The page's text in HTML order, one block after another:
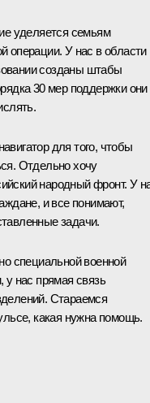
уделяется семьям
операции. У нас в области
созданы штабы
30 мер поддержки они
для того, чтобы
Отдельно хочу
народный фронт. У
и все понимают,
задачи.
специальной военной
у нас прямая связь
Стараемся
какая нужна помощь.